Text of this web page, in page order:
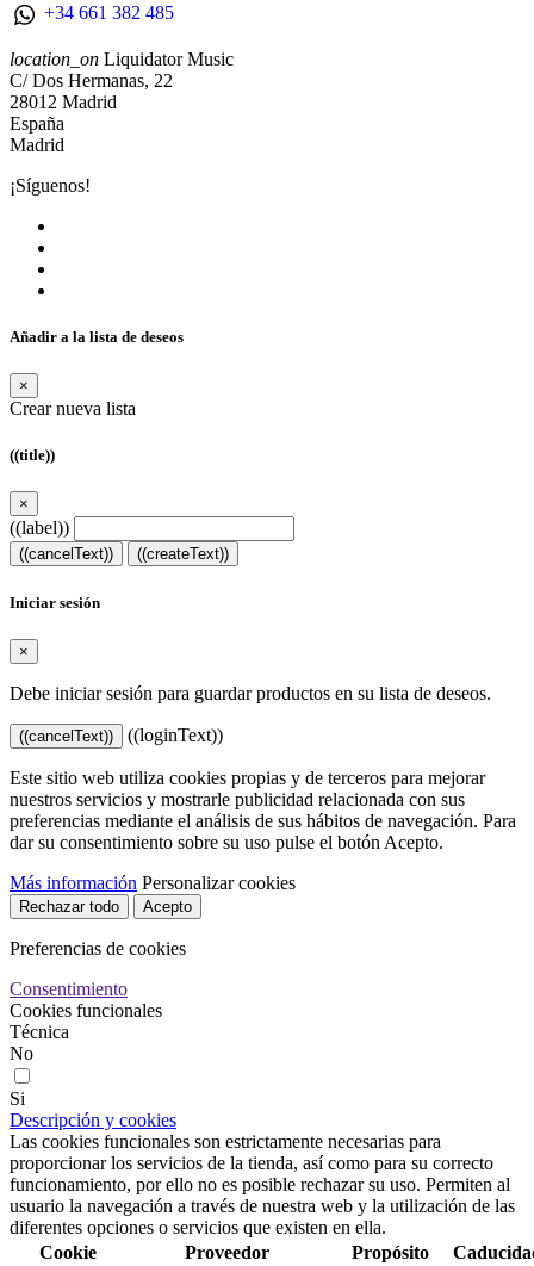
+34 661 382 485
location_on Liquidator Music
C/ Dos Hermanas, 22
28012 Madrid
España
Madrid
¡Síguenos!
Añadir a la lista de deseos
×
Crear nueva lista
((title))
×
((label))
((cancelText)) ((createText))
Iniciar sesión
×
Debe iniciar sesión para guardar productos en su lista de deseos.
((cancelText)) ((loginText))
Este sitio web utiliza cookies propias y de terceros para mejorar
nuestros servicios y mostrarle publicidad relacionada con sus
preferencias mediante el análisis de sus hábitos de navegación. Para
dar su consentimiento sobre su uso pulse el botón Acepto.
Más información Personalizar cookies
Rechazar todo Acepto
Preferencias de cookies
Consentimiento
Cookies funcionales
Técnica
No
Si
Descripción y cookies
Las cookies funcionales son estrictamente necesarias para
proporcionar los servicios de la tienda, así como para su correcto
funcionamiento, por ello no es posible rechazar su uso. Permiten al
usuario la navegación a través de nuestra web y la utilización de las
diferentes opciones o servicios que existen en ella.
Cookie
Proveedor Propósito